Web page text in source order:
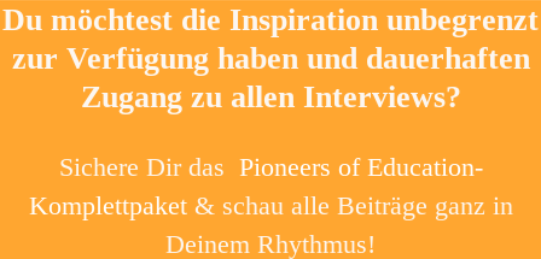
Du möchtest die Inspiration unbegrenzt
zur Verfügung haben und dauerhaften
Zugang zu allen Interviews?
Sichere Dir das Pioneers of Education-
Komplettpaket& schau alle Beiträge ganz in
Deinem Rhythmus!